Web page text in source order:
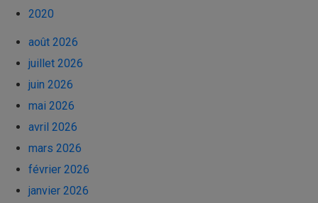
2020
août 2026
juillet 2026
juin 2026
mai 2026
avril 2026
mars 2026
février 2026
janvier 2026